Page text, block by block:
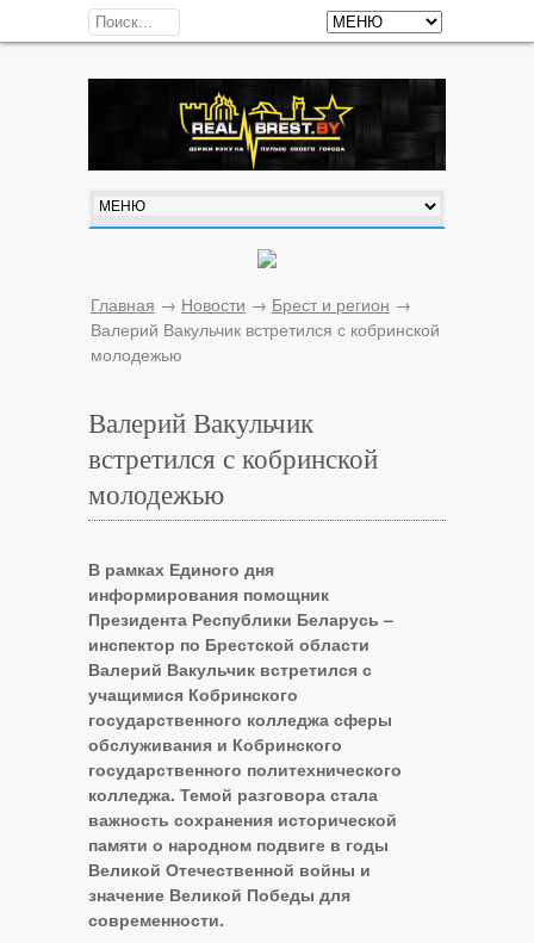
Главная → Новости → Брест и регион →
Валерий Вакульчик встретился с кобринской
молодежью
Валерий Вакульчик
встретился с кобринской
молодежью
В рамках Единого дня
информирования помощник
Президента Республики Беларусь –
инспектор по Брестской области
Валерий Вакульчик встретился с
учащимися Кобринского
государственного колледжа сферы
обслуживания и Кобринского
государственного политехнического
колледжа. Темой разговора стала
важность сохранения исторической
памяти о народном подвиге в годы
Великой Отечественной войны и
значение Великой Победы для
современности.